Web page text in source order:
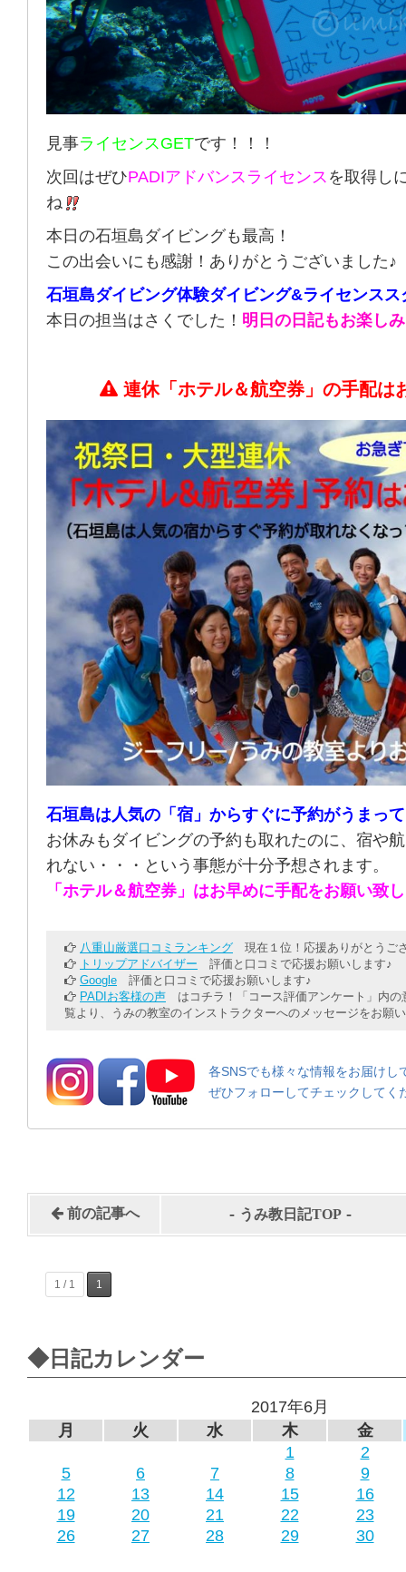
見事ライセンスGETです！！！
次回はぜひPADIアドバンスライセンス を取得し
ね
本日の石垣島ダイビングも最高！
この出会いにも感謝！ありがとうございました♪
石垣島ダイビング体験ダイビング&ライセンスス
本日の担当はさくでした！ 明日の日記もお楽し
連休「ホテル＆航空券」の手配は
石垣島は人気の「宿」からすぐに予約がうまっ
お休みもダイビングの予約も取れたのに、宿や
れない・・・という事態が十分予想されます。
「ホテル＆航空券」はお早めに手配をお願い致
八重山厳選口コミランキング 現在１位！応援ありがとうご
トリップアドバイザー 評価と口コミで応援お願いします♪
Google 評価と口コミで応援お願いします♪
PADIお客様の声 はコチラ！「コース評価アンケート」内の
覧より、うみの教室のインストラクターへのメッセージをお願
各SNSでも様々な情報をお届けし
ぜひフォローしてチェックしてく
前の記事へ - うみ教日記TOP -
1 / 1 1
◆日記カレンダー
2017年6月
月
火 水 木
金
1
2
5
6 7 8
9
12
13 14 15
16
19
20 21 22
23
26
27 28 29 30